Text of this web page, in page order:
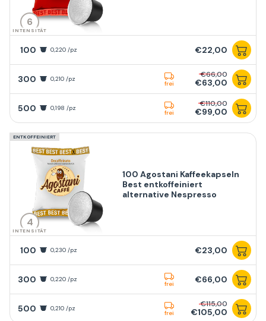
6
INTENSITÄT
100 0,220 /pz €22,00
300 0,210 /pz
frei
€66,00
€63,00
500 0,198 /pz
frei
€110,00
€99,00
ENTKOFFEINIERT
4
INTENSITÄT
100 Agostani Kaffeekapseln
Best entkoffeiniert
alternative Nespresso
100 0,230 /pz €23,00
300 0,220 /pz
frei €66,00
500 0,210 /pz
frei
€115,00
€105,00